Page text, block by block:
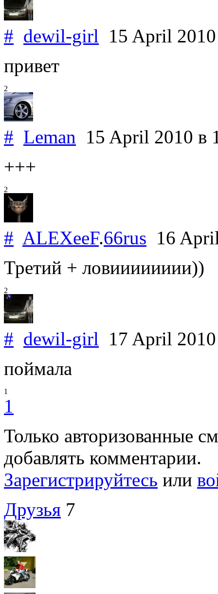
# dewil-girl 15 April
привет
2
# Leman 15 April 2010 в
+++
2
# ALEXeeF.66rus 16
Третий + ловииииииии))
2
# dewil-girl 17 April
поймала
1
1
Только авторизованные
добавлять комментарии.
Зарегистрируйтесь или
Друзья 7